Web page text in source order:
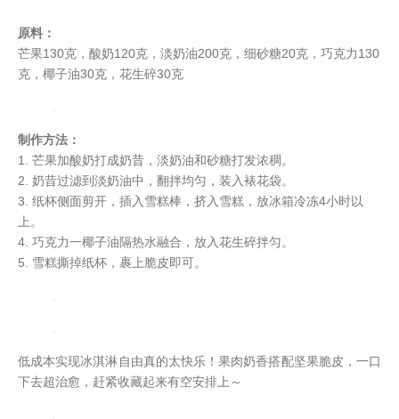
原料：
芒果130克，酸奶120克，淡奶油200克，细砂糖20克，巧克力130
克，椰子油30克，花生碎30克
制作方法：
1. 芒果加酸奶打成奶昔，淡奶油和砂糖打发浓稠。
2. 奶昔过滤到淡奶油中，翻拌均匀，装入裱花袋。
3. 纸杯侧面剪开，插入雪糕棒，挤入雪糕，放冰箱冷冻4小时以
上。
4. 巧克力一椰子油隔热水融合，放入花生碎拌匀。
5. 雪糕撕掉纸杯，裹上脆皮即可。
低成本实现冰淇淋自由真的太快乐！果肉奶香搭配坚果脆皮，一口
下去超治愈，赶紧收藏起来有空安排上～